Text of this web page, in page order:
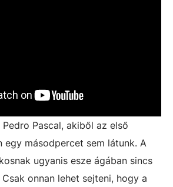
Pascal, akiből az első
egy másodpercet sem látunk. A
ugyanis esze ágában sincs
onnan lehet sejteni, hogy a